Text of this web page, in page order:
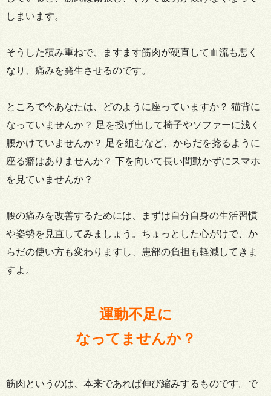
しまいます。
そうした積み重ねで、ますます筋肉が硬直して血流も悪く
なり、痛みを発生させるのです。
ところで今あなたは、どのように座っていますか？ 猫背に
なっていませんか？ 足を投げ出して椅子やソファーに浅く
腰かけていませんか？ 足を組むなど、からだを捻るように
座る癖はありませんか？ 下を向いて長い間動かずにスマホ
を見ていませんか？
腰の痛みを改善するためには、まずは自分自身の生活習慣
や姿勢を見直してみましょう。ちょっとした心がけで、か
らだの使い方も変わりますし、患部の負担も軽減してきま
すよ。
運動不足に
なってませんか？
筋肉というのは、本来であれば伸び縮みするものです。で